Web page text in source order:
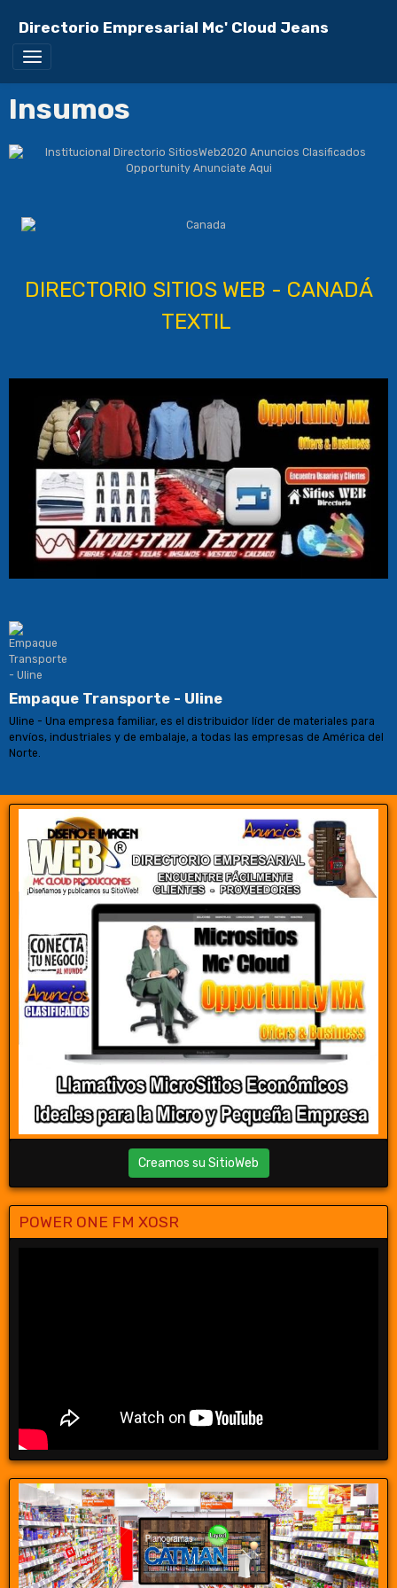
Directorio Empresarial Mc' Cloud Jeans
Insumos
DIRECTORIO SITIOS WEB - CANADÁ
TEXTIL
Empaque Transporte - Uline
Uline - Una empresa familiar, es el distribuidor líder de materiales para
envíos, industriales y de embalaje, a todas las empresas de América del
Norte.
Creamos su SitioWeb
POWER ONE FM XOSR